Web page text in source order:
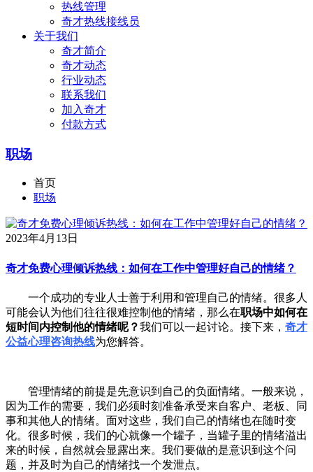
热线管理
奇才热线接线员
关于我们
奇才简介
奇才动态
行业动态
联系我们
加入奇才
付款方式
职场
首页
职场
2023年4月13日
奇才免费心理倾诉热线：如何在工作中管理好自己的情绪？
一个成功的专业人士善于利用和管理自己的情绪。很多人
可能会认为他们往往很难控制他的情绪，那么在职场中如何在
短时间内控制他的情绪呢？我们可以一起讨论。接下来， 奇才
公益心理咨询热线为您解答。
管理情绪的前提是先意识到自己的负面情绪。一般来说，
因为工作的需要，我们必须时刻准备承受来自客户、老板、同
事和其他人的情绪。面对这些，我们自己的情绪也在随时变
化。很多时候，我们的心就像一个罐子，当罐子里的情绪溢出
来的时候，自然就会显露出来。我们要做的是意识到这个问
题，并及时为自己的情绪找一个发泄点。